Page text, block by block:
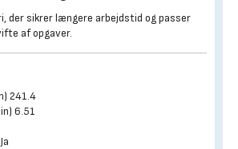
der sikrer længere arbejdstid og passer
af opgaver.
241.4
6.51